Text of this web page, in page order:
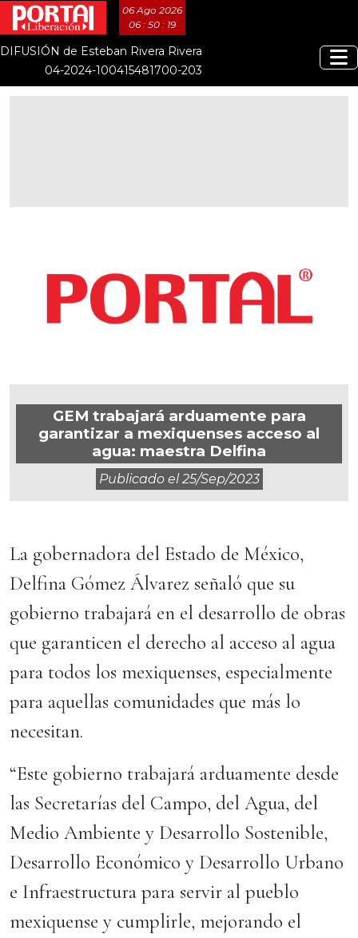
06 Ago 2026
06 : 50 : 20
DIFUSIÓN de Esteban Rivera Rivera
04-2024-100415481700-203
GEM trabajará arduamente para
garantizar a mexiquenses acceso al
agua: maestra Delfina
Publicado el25/sep/2023
La gobernadora del Estado de México,
Delfina Gómez Álvarez señaló que su
gobierno trabajará en el desarrollo de obras
que garanticen el derecho al acceso al agua
para todos los mexiquenses, especialmente
para aquellas comunidades que más lo
necesitan.
“Este gobierno trabajará arduamente desde
las Secretarías del Campo, del Agua, del
Medio Ambiente y Desarrollo Sostenible,
Desarrollo Económico y Desarrollo Urbano
e Infraestructura para servir al pueblo
mexiquense y cumplirle, mejorando el